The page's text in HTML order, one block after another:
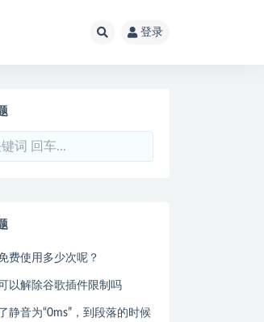
登录
费使用多少次呢？
以解除谷歌插件限制吗
静音为“0ms”，到段落的时候